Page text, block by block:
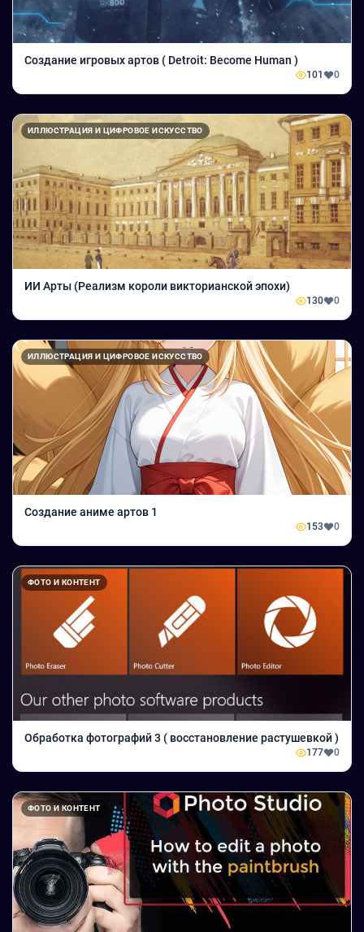
Создание игровых артов ( Detroit: Become Human )
101 0
ИЛЛЮСТРАЦИЯ И ЦИФРОВОЕ ИСКУССТВО
ИИ Арты (Реализм короли викторианской эпохи)
130 0
ИЛЛЮСТРАЦИЯ И ЦИФРОВОЕ ИСКУССТВО
Создание аниме артов 1
153 0
ФОТО И КОНТЕНТ
Обработка фотографий 3 ( восстановление растушевкой )
177 0
ФОТО И КОНТЕНТ